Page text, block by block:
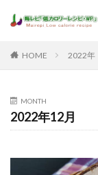
HOME 2022年
MONTH
2022年12月